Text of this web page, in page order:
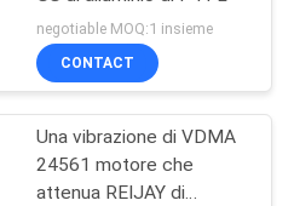
di
24
negotiable MOQ:1 insieme
CONTACT
Una vibrazione di VDMA
24561 motore che
attenua REIJAY di